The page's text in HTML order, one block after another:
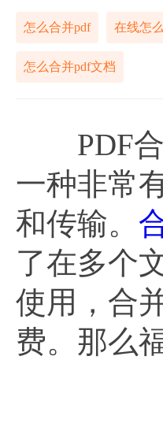
怎么合并pdf 在线怎
怎么合并pdf文档
PDF合
一种非常
和传输。
了在多个
使用，合
费。那么